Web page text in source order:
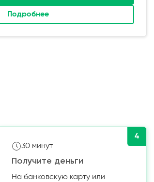
Подробнее
4
30 минут
Получите деньги
На банковскую карту или